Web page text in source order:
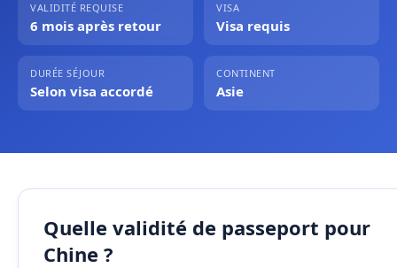
VALIDITÉ REQUISE
6 mois après retour
VISA
Visa requis
DURÉE SÉJOUR
Selon visa accordé
CONTINENT
Asie
Quelle validité de passeport pour
Chine ?